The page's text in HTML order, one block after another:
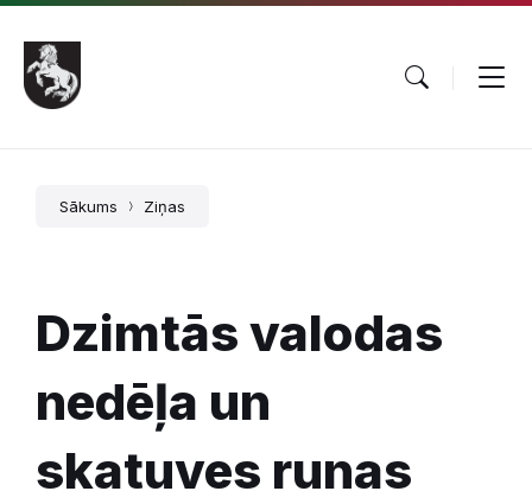
Pāriet
saturu
Skip
main
navigation
Skip
footer
Sākums Ziņas
Dzimtās valodas
nedēļa un
skatuves runas